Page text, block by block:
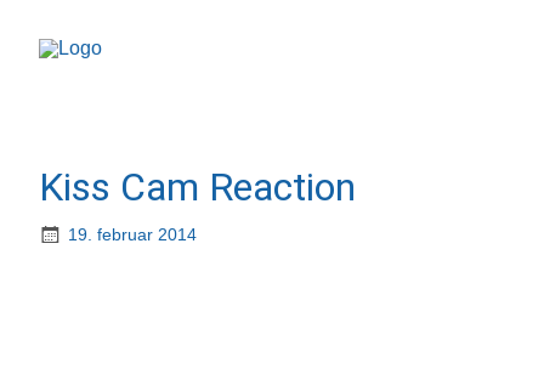
Kiss Cam Reaction
19. februar 2014